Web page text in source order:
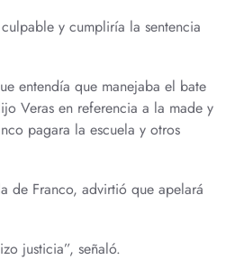
y cumpliría la sentencia
entendía que manejaba el bate
Veras en referencia a la made y
pagara la escuela y otros
de Franco, advirtió que apelará
justicia”, señaló.